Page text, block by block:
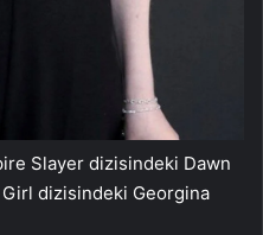
Slayer dizisindeki Dawn
dizisindeki Georgina